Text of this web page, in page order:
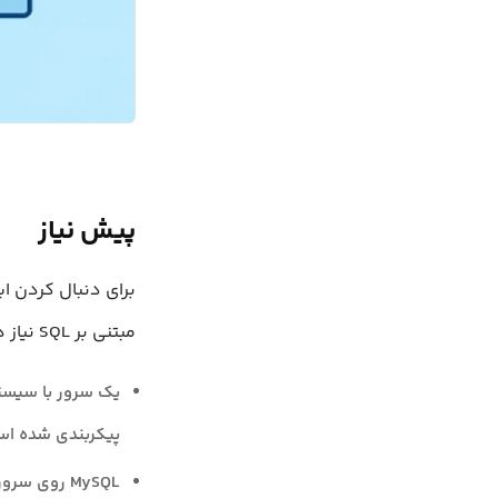
پیش نیاز
مبتنی بر SQL نیاز دارید. دستورالعمل‌ها و مثال‌های این راهنما در محیط زیر بررسی و تایید شده‌اند:
پیکربندی شده
MySQL روی سرور نصب و ایمن‌سازی شده است، مطابق با راهنمای نصب MySQL روی Ubuntu.